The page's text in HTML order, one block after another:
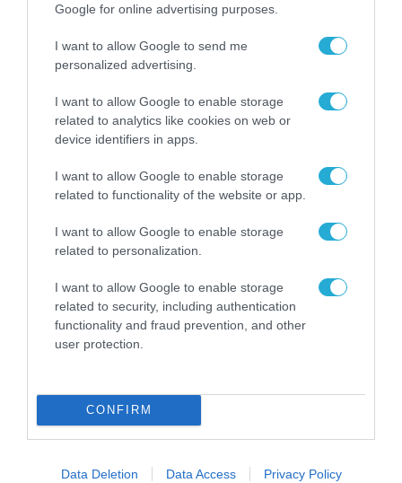
Google for online advertising purposes.
I want to allow Google to send me
personalized advertising.
I want to allow Google to enable storage
related to analytics like cookies on web or
device identifiers in apps.
I want to allow Google to enable storage
related to functionality of the website or app.
I want to allow Google to enable storage
related to personalization.
I want to allow Google to enable storage
related to security, including authentication
functionality and fraud prevention, and other
user protection.
CONFIRM
Data Deletion Data Access Privacy Policy
ΣΤΡΑΤΗΓΙΚΗ ΣΥΝΕΡΓΑΣΙΑ